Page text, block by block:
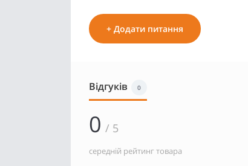
+ Додати питання
Відгуків 0
0 / 5
середній рейтинг товара